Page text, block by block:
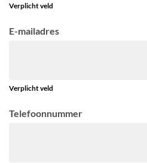
Verplicht veld
E-mailadres
Verplicht veld
Telefoonnummer